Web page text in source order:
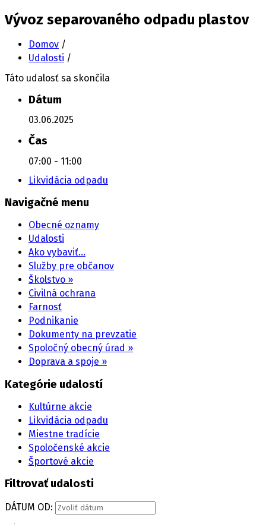
Vývoz separovaného odpadu plastov
Domov /
Udalosti /
Táto udalosť sa skončila
Dátum
03.06.2025
Čas
07:00 - 11:00
Likvidácia odpadu
Navigačné menu
Obecné oznamy
Udalosti
Ako vybaviť…
Služby pre občanov
Školstvo »
Civilná ochrana
Farnosť
Podnikanie
Dokumenty na prevzatie
Spoločný obecný úrad »
Doprava a spoje »
Kategórie udalostí
Kultúrne akcie
Likvidácia odpadu
Miestne tradície
Spoločenské akcie
Športové akcie
Filtrovať udalosti
DÁTUM OD: